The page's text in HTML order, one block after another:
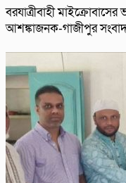
বরযাত্রীবাহী
আশঙ্কাজনক-গাজীপুর